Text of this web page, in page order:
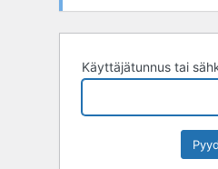
Käyttäjätunnus tai